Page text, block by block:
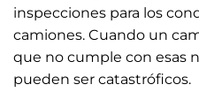
inspecciones para los
camiones. Cuando un
que no cumple con esas
pueden ser catastróficos.